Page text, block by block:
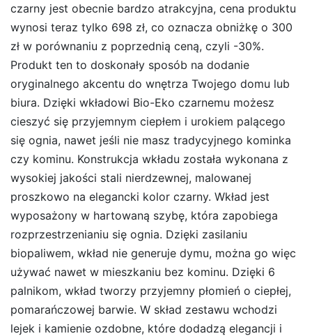
czarny jest obecnie bardzo atrakcyjna, cena produktu
wynosi teraz tylko 698 zł, co oznacza obniżkę o 300
zł w porównaniu z poprzednią ceną, czyli -30%.
Produkt ten to doskonały sposób na dodanie
oryginalnego akcentu do wnętrza Twojego domu lub
biura. Dzięki wkładowi Bio-Eko czarnemu możesz
cieszyć się przyjemnym ciepłem i urokiem palącego
się ognia, nawet jeśli nie masz tradycyjnego kominka
czy kominu. Konstrukcja wkładu została wykonana z
wysokiej jakości stali nierdzewnej, malowanej
proszkowo na elegancki kolor czarny. Wkład jest
wyposażony w hartowaną szybę, która zapobiega
rozprzestrzenianiu się ognia. Dzięki zasilaniu
biopaliwem, wkład nie generuje dymu, można go więc
używać nawet w mieszkaniu bez kominu. Dzięki 6
palnikom, wkład tworzy przyjemny płomień o ciepłej,
pomarańczowej barwie. W skład zestawu wchodzi
lejek i kamienie ozdobne, które dodadzą elegancji i